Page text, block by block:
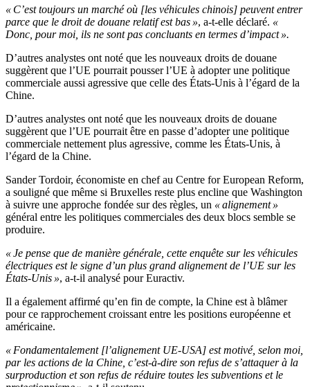
« C’est toujours un marché où [les véhicules chinois] peuvent entrer
parce que le droit de douane relatif est bas », a-t-elle déclaré. «
Donc, pour moi, ils ne sont pas concluants en termes d’impact ».
D’autres analystes ont noté que les nouveaux droits de douane
suggèrent que l’UE pourrait pousser l’UE à adopter une politique
commerciale aussi agressive que celle des États-Unis à l’égard de la
Chine.
D’autres analystes ont noté que les nouveaux droits de douane
suggèrent que l’UE pourrait être en passe d’adopter une politique
commerciale nettement plus agressive, comme les États-Unis, à
l’égard de la Chine.
Sander Tordoir, économiste en chef au Centre for European Reform,
a souligné que même si Bruxelles reste plus encline que Washington
à suivre une approche fondée sur des règles, un « alignement »
général entre les politiques commerciales des deux blocs semble se
produire.
« Je pense que de manière générale, cette enquête sur les véhicules
électriques est le signe d’un plus grand alignement de l’UE sur les
États-Unis », a-t-il analysé pour Euractiv.
Il a également affirmé qu’en fin de compte, la Chine est à blâmer
pour ce rapprochement croissant entre les positions européenne et
américaine.
« Fondamentalement [l’alignement UE-USA] est motivé, selon moi,
par les actions de la Chine, c’est-à-dire son refus de s’attaquer à la
surproduction et son refus de réduire toutes les subventions et le